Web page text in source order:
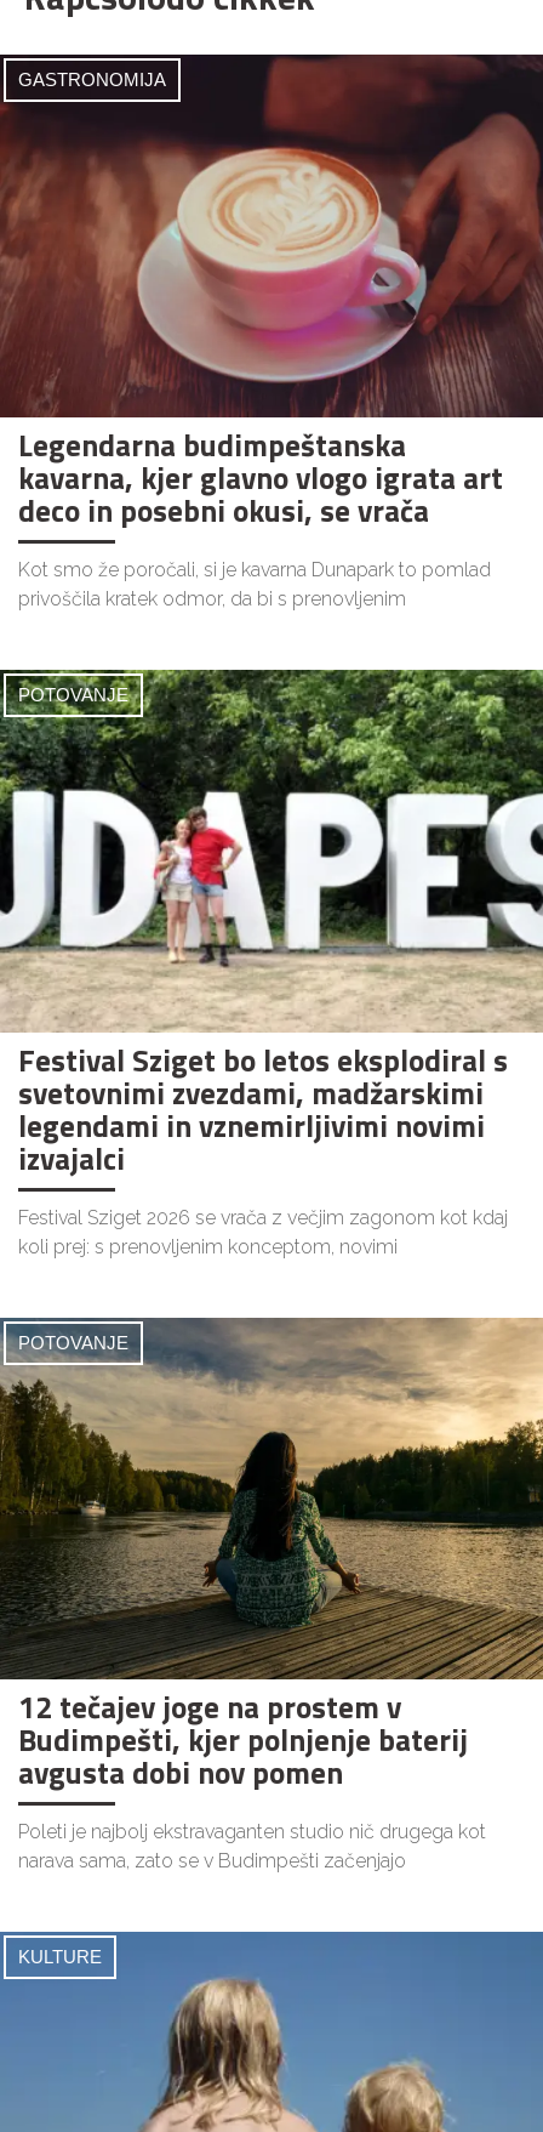
GASTRONOMIJA
Legendarna budimpeštanska
kavarna, kjer glavno vlogo igrata art
deco in posebni okusi, se vrača
Kot smo že poročali, si je kavarna Dunapark to pomlad
privoščila kratek odmor, da bi s prenovljenim
POTOVANJE
Festival Sziget bo letos eksplodiral s
svetovnimi zvezdami, madžarskimi
legendami in vznemirljivimi novimi
izvajalci
Festival Sziget 2026 se vrača z večjim zagonom kot kdaj
koli prej: s prenovljenim konceptom, novimi
POTOVANJE
12 tečajev joge na prostem v
Budimpešti, kjer polnjenje baterij
avgusta dobi nov pomen
Poleti je najbolj ekstravaganten studio nič drugega kot
narava sama, zato se v Budimpešti začenjajo
KULTURE